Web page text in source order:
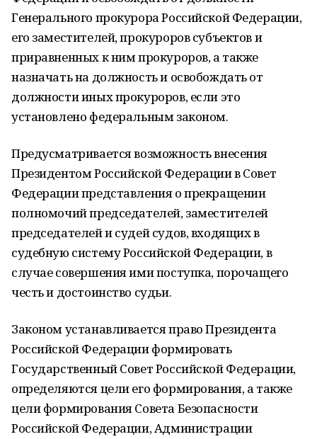
Генерального прокурора Российской Федерации,
его заместителей, прокуроров субъектов и
приравненных к ним прокуроров, а также
назначать на должность и освобождать от
должности иных прокуроров, если это
установлено федеральным законом.
Предусматривается возможность внесения
Президентом Российской Федерации в Совет
Федерации представления о прекращении
полномочий председателей, заместителей
председателей и судей судов, входящих в
судебную систему Российской Федерации, в
случае совершения ими поступка, порочащего
честь и достоинство судьи.
Законом устанавливается право Президента
Российской Федерации формировать
Государственный Совет Российской Федерации,
определяются цели его формирования, а также
цели формирования Совета Безопасности
Российской Федерации, Администрации